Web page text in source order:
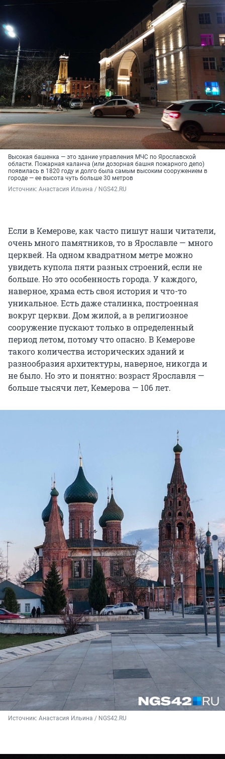
Высокая башенка — это здание управления МЧС по Ярославской
области. Пожарная каланча (или дозорная башня пожарного депо)
появилась в 1820 году и долго была самым высоким сооружением в
городе — ее высота чуть больше 30 метров
Источник: Анастасия Ильина / NGS42.RU
Если в Кемерове, как часто пишут наши читатели,
очень много памятников, то в Ярославле — много
церквей. На одном квадратном метре можно
увидеть купола пяти разных строений, если не
больше. Но это особенность города. У каждого,
наверное, храма есть своя история и что-то
уникальное. Есть даже сталинка, построенная
вокруг церкви. Дом жилой, а в религиозное
сооружение пускают только в определенный
период летом, потому что опасно. В Кемерове
такого количества исторических зданий и
разнообразия архитектуры, наверное, никогда и
не было. Но это и понятно: возраст Ярославля —
больше тысячи лет, Кемерова — 106 лет.
Источник: Анастасия Ильина / NGS42.RU